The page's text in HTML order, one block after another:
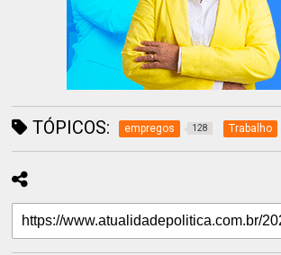
TÓPICOS: empregos 128 Trabalho